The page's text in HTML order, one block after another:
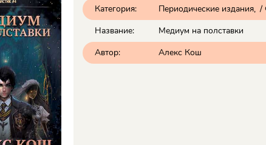
Категория: Периодические издания /
Название:
Медиум на полставки
Автор:
Алекс Кош